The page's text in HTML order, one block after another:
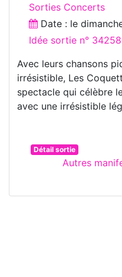
Sorties Concerts
Date : le
Idée sortie n°
Avec leurs chansons
irrésistible, Les
spectacle qui célèbre
avec une irrésistible
Détail sortie
Autres